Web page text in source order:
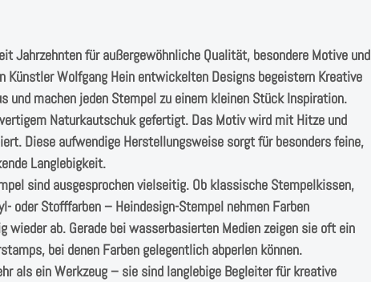
Jahrzehnten für außergewöhnliche Qualität, besondere Motive und
Künstler Wolfgang Hein entwickelten Designs begeistern Kreative
und machen jeden Stempel zu einem kleinen Stück Inspiration.
Naturkautschuk gefertigt. Das Motiv wird mit Hitze und
Diese aufwendige Herstellungsweise sorgt für besonders feine,
Langlebigkeit.
sind ausgesprochen vielseitig. Ob klassische Stempelkissen,
oder Stofffarben – Heindesign-Stempel nehmen Farben
wieder ab. Gerade bei wasserbasierten Medien zeigen sie oft ein
bei denen Farben gelegentlich abperlen können.
als ein Werkzeug – sie sind langlebige Begleiter für kreative